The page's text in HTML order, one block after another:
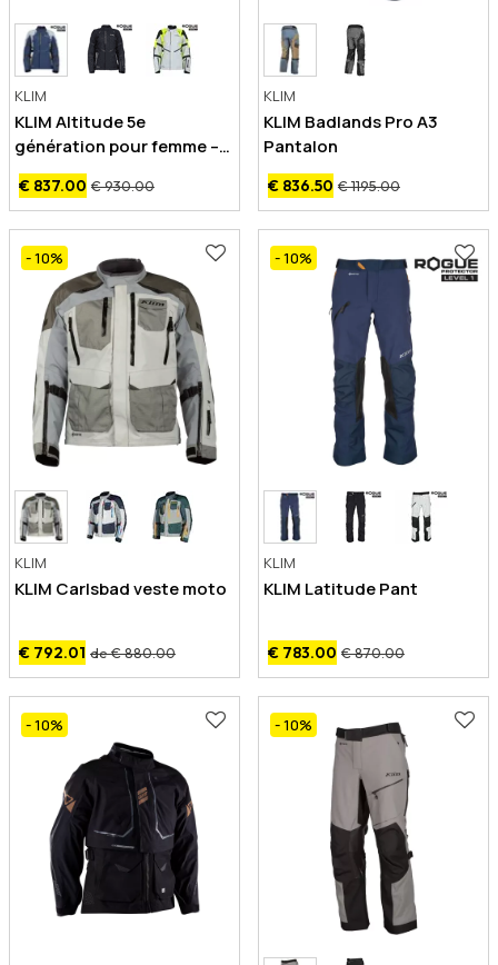
KLIM
KLIM Altitude 5e
génération pour femme –
Veste de moto de GORE-
TEX
€ 837.00 € 930.00
KLIM
KLIM Badlands Pro A3
Pantalon
€ 836.50 € 1195.00
- 10%
KLIM
KLIM Carlsbad veste moto
€ 792.01 de € 880.00
- 10%
KLIM
KLIM Latitude Pant
€ 783.00 € 870.00
- 10% - 10%